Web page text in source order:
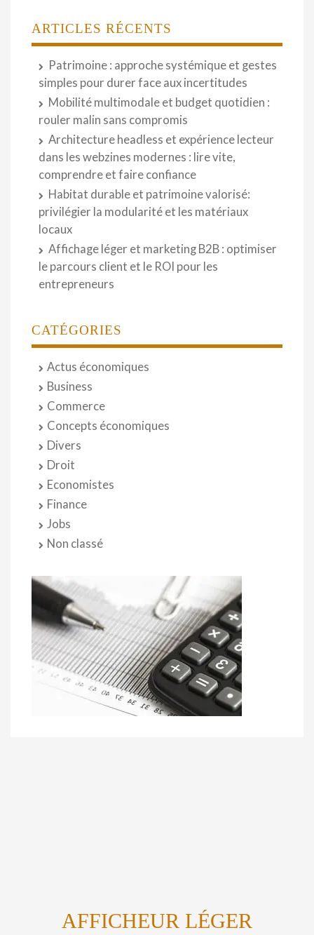
ARTICLES RÉCENTS
Patrimoine : approche systémique et gestes
simples pour durer face aux incertitudes
Mobilité multimodale et budget quotidien :
rouler malin sans compromis
Architecture headless et expérience lecteur
dans les webzines modernes : lire vite,
comprendre et faire confiance
Habitat durable et patrimoine valorisé:
privilégier la modularité et les matériaux
locaux
Affichage léger et marketing B2B : optimiser
le parcours client et le ROI pour les
entrepreneurs
CATÉGORIES
Actus économiques
Business
Commerce
Concepts économiques
Divers
Droit
Economistes
Finance
Jobs
Non classé
AFFICHEUR LÉGER